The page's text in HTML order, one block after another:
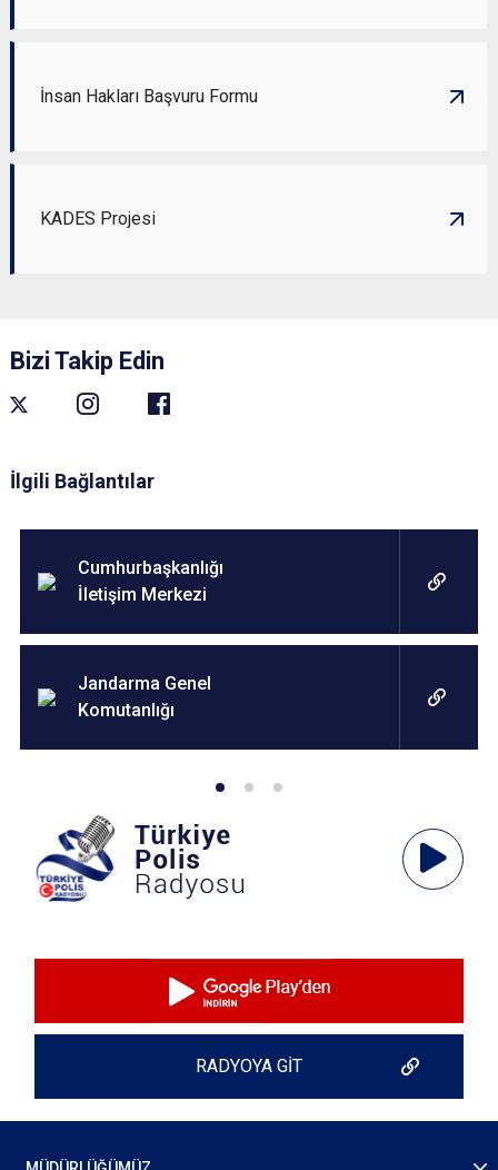
İnsan Hakları Başvuru Formu
KADES Projesi
Bizi Takip Edin
İlgili Bağlantılar
Cumhurbaşkanlığı
İletişim Merkezi
Jandarma Genel
Komutanlığı
Ses
Oynatıcı
RADYOYA GİT